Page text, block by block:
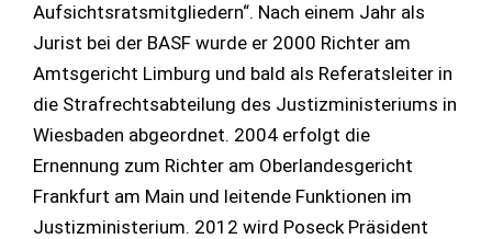
Aufsichtsratsmitgliedern“. Nach einem Jahr als
Jurist bei der BASF wurde er 2000 Richter am
Amtsgericht Limburg und bald als Referatsleiter in
die Strafrechtsabteilung des Justizministeriums in
Wiesbaden abgeordnet. 2004 erfolgt die
Ernennung zum Richter am Oberlandesgericht
Frankfurt am Main und leitende Funktionen im
Justizministerium. 2012 wird Poseck Präsident